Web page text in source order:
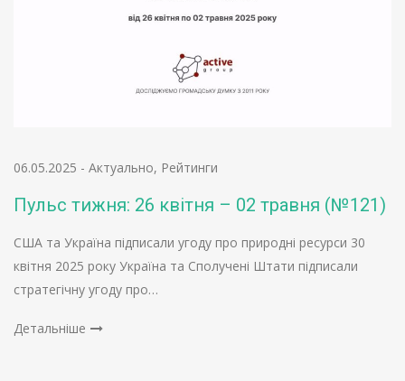
06.05.2025 - Актуально, Рейтинги
Пульс тижня: 26 квітня – 02 травня (№121)
США та Україна підписали угоду про природні ресурси 30
квітня 2025 року Україна та Сполучені Штати підписали
стратегічну угоду про…
Детальніше